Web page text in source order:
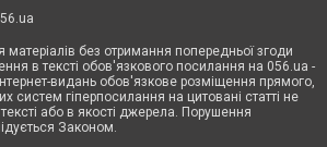
матеріалів без отримання попередньої згоди
в тексті обов'язкового посилання на 056.ua -
видань обов'язкове розміщення прямого,
систем гіперпосилання на цитовані статті не
або в якості джерела. Порушення
Законом.